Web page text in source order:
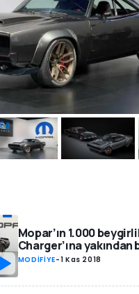
Mopar’ın 1.000
Charger’ına yakından
MODİFİYE-1 Kas 2018